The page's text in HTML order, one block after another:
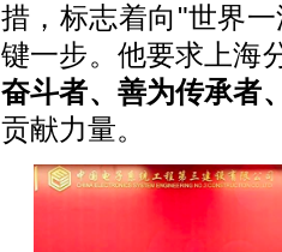
措，标志着向"世界
键一步。他要求上海
奋斗者、善为传承者
贡献力量。